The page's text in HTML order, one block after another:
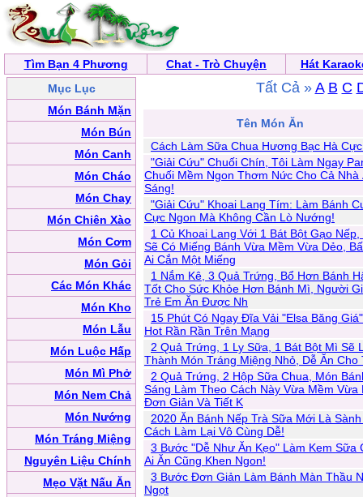
Tìm Bạn 4 Phương Chat - Trò Chuyện
Hát
Mục Lục
Món Bánh Mặn
Món Bún
Món Canh
Món Cháo
Món Chay
Món Chiên Xào
Món Cơm
Món Gỏi
Các Món Khác
Món Kho
Món Lẫu
Món Luộc Hấp
Món Mì Phở
Món Nem Chả
Món Nướng
Món Tráng Miệng
Nguyên Liệu Chính
Mẹo Vặt Nấu Ăn
Tất Cả » A B C
Tên Món Ăn
Cách Làm Sữa Chua Hương Bạc Hà
"Giải Cứu" Chuối Chín, Tôi Làm Ngay
Chuối Mềm Ngon Thơm Nức Cho Cả Nhà
Sáng!
"Giải Cứu" Khoai Lang Tím: Làm Bánh
Cực Ngon Mà Không Cần Lò Nướng!
1 Củ Khoai Lang Với 1 Bát Bột Gạo Nếp,
Sẽ Có Miếng Bánh Vừa Mềm Vừa Dẻo,
Ai Cắn Một Miếng
1 Nắm Kê, 3 Quả Trứng, Bổ Hơn Bánh
Tốt Cho Sức Khỏe Hơn Bánh Mì, Người
Trẻ Em Ăn Được Nh
15 Phút Có Ngay Đĩa Vải "Elsa Băng
Hot Rần Rần Trên Mạng
2 Quả Trứng, 1 Ly Sữa, 1 Bát Bột Mì Sẽ
Thành Món Tráng Miệng Nhỏ, Dễ Ăn Cho
2 Quả Trứng, 2 Hộp Sữa Chua, Món
Sáng Làm Theo Cách Này Vừa Mềm Vừa
Đơn Giản Và Tiết K
2020 Ăn Bánh Nếp Trà Sữa Mới Là
Cách Làm Lại Vô Cùng Dễ!
3 Bước "Dễ Như Ăn Kẹo" Làm Kem Sữa
Ai Ăn Cũng Khen Ngon!
3 Bước Đơn Giản Làm Bánh Màn Thầu
Ngọt